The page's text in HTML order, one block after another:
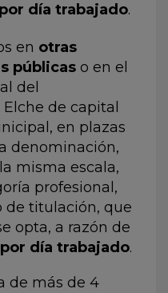
día trabajado.
en otras
públicas o en el
del
de capital
en plazas
denominación,
misma escala,
profesional,
de titulación, que
opta, a razón de
día trabajado.
de más de 4